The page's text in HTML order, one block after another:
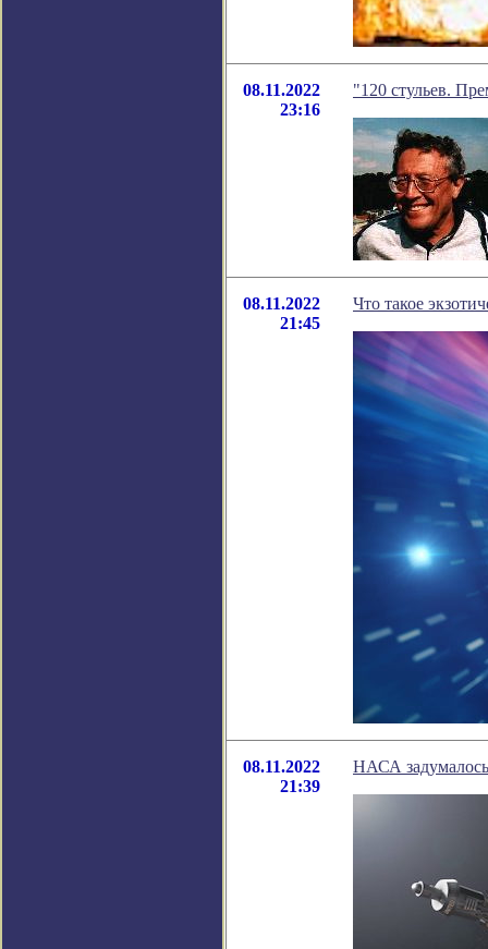
08.11.2022
23:16
"120 стульев.
08.11.2022
21:45
Что такое
08.11.2022
21:39
НАСА задумалось